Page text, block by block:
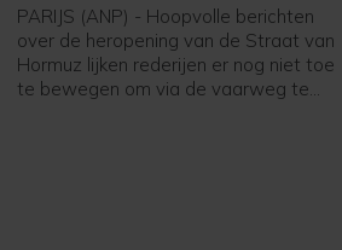
PARIJS (ANP) - Hoopvolle berichten
over de heropening van de Straat van
Hormuz lijken rederijen er nog niet toe
te bewegen om via de vaarweg te